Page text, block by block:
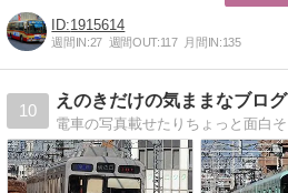
1915614
週間IN:27 週間OUT:117 月間IN:135
10
えのきだけの気ままなブログ